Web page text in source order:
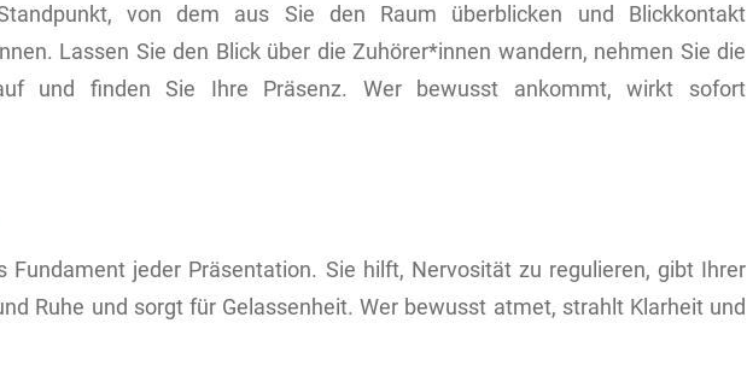
von dem aus Sie den Raum überblicken und Blickkontakt
Lassen Sie den Blick über die Zuhörer*innen wandern, nehmen Sie die
und finden Sie Ihre Präsenz. Wer bewusst ankommt, wirkt sofort
Fundament jeder Präsentation. Sie hilft, Nervosität zu regulieren, gibt Ihrer
Ruhe und sorgt für Gelassenheit. Wer bewusst atmet, strahlt Klarheit und